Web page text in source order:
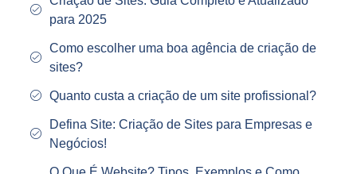
para 2025
Como escolher uma boa agência de criação de
sites?
Quanto custa a criação de um site profissional?
Defina Site: Criação de Sites para Empresas e
Negócios!